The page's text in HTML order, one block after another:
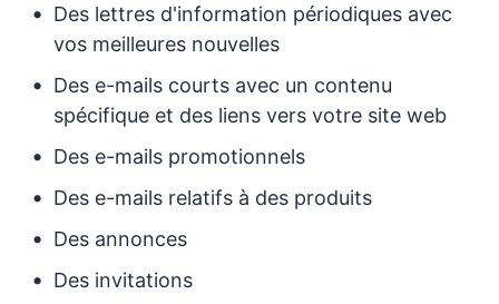
Des lettres d'information périodiques avec
vos meilleures nouvelles
Des e-mails courts avec un contenu
spécifique et des liens vers votre site web
Des e-mails promotionnels
Des e-mails relatifs à des produits
Des annonces
Des invitations